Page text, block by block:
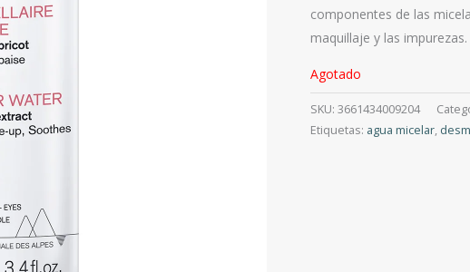
componentes de las
maquillaje y las impurezas.
Agotado
SKU: 3661434009204
Etiquetas: agua micelar,